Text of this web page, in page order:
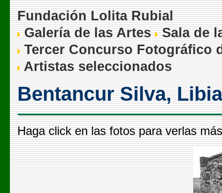
Fundación Lolita Rubial
Galería de las Artes
Sala de
Tercer Concurso Fotográfico
Artistas seleccionados
Bentancur Silva,
Haga click en las fotos para verlas